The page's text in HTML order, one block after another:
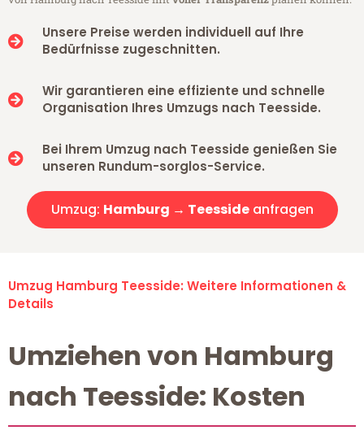
Unsere Preise werden individuell auf Ihre
Bedürfnisse zugeschnitten.
Wir garantieren eine effiziente und schnelle
Organisation Ihres Umzugs nach Teesside.
Bei Ihrem Umzug nach Teesside genießen Sie
unseren Rundum-sorglos-Service.
Umzug: Hamburg → Teessideanfragen
Umzug Hamburg Teesside: Weitere Informationen &
Details
Umziehen von Hamburg
nach Teesside: Kosten